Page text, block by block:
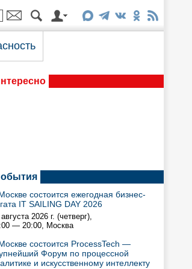
состоится ежегодная бизнес-
IT SAILING DAY 2026
2026 г. (четверг),
— 20:00, Москва
состоится ProcessTech —
Форум по процессной
и искусственному интеллекту